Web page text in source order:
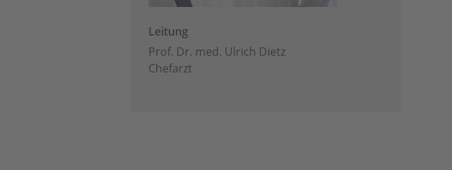
Leitung
Prof. Dr. med. Ulrich Dietz
Chefarzt